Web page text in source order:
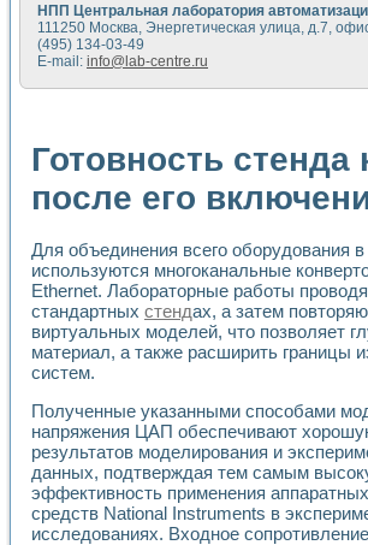
Метод прогнозирования свойств
Недорогая система управления
Применение технологий NI в
Расчет переноса аэрозоля и
Применение NI VISION для
Система температурной
Управление движением с
Система управления
Лазерный профилометр
Применение средств NATIONAL
Разработка
Автоматизированный стенд
Высокочувствительные
Исследование кинетики
Лабораторный электрический
Микрозондовая система для
Метод траекторий в
Промышленная автоматизация
Автоматизация технологических
НПП Центральная лаборатория
111250 Москва, Энергетическая улица, д.7,
(495) 134-03-49
E-mail: info@lab-centre.ru
Готовность стенда
после его
Для объединения всего оборудования
используются многоканальные
Ethernet. Лабораторные работы
стандартных стендах, а затем
виртуальных моделей, что позволяет
материал, а также расширить границы
систем.
Полученные указанными способами
напряжения ЦАП обеспечивают
результатов моделирования и
данных, подтверждая тем самым
эффективность применения
средств National Instruments в
исследованиях. Входное